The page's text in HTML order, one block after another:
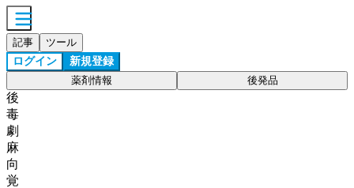
記事 ツール
ログイン 新規登録
薬剤情報 後発品
後
毒
劇
麻
向
覚